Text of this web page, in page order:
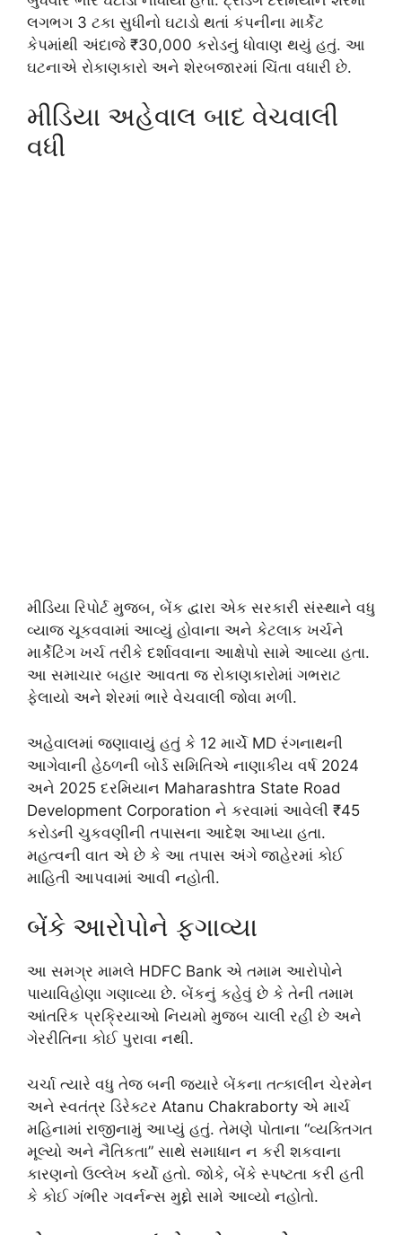
લગભગ 3 ટકા સુધીનો ઘટાડો થતાં કંપનીના માર્કેટ
કેપમાંથી અંદાજે ₹30,000 કરોડનું ધોવાણ થયું હતું. આ
ઘટનાએ રોકાણકારો અને શેરબજારમાં ચિંતા વધારી છે.
મીડિયા અહેવાલ બાદ વેચવાલી
વધી
મીડિયા રિપોર્ટ મુજબ, બેંક દ્વારા એક સરકારી સંસ્થાને વધુ
વ્યાજ ચૂકવવામાં આવ્યું હોવાના અને કેટલાક ખર્ચને
માર્કેટિંગ ખર્ચ તરીકે દર્શાવવાના આક્ષેપો સામે આવ્યા હતા.
આ સમાચાર બહાર આવતા જ રોકાણકારોમાં ગભરાટ
ફેલાયો અને શેરમાં ભારે વેચવાલી જોવા મળી.
અહેવાલમાં જણાવાયું હતું કે 12 માર્ચે MD રંગનાથની
આગેવાની હેઠળની બોર્ડ સમિતિએ નાણાકીય વર્ષ 2024
અને 2025 દરમિયાન Maharashtra State Road
Development Corporation ને કરવામાં આવેલી ₹45
કરોડની ચુકવણીની તપાસના આદેશ આપ્યા હતા.
મહત્વની વાત એ છે કે આ તપાસ અંગે જાહેરમાં કોઈ
માહિતી આપવામાં આવી નહોતી.
બેંકે આરોપોને ફગાવ્યા
આ સમગ્ર મામલે HDFC Bank એ તમામ આરોપોને
પાયાવિહોણા ગણાવ્યા છે. બેંકનું કહેવું છે કે તેની તમામ
આંતરિક પ્રક્રિયાઓ નિયમો મુજબ ચાલી રહી છે અને
ગેરરીતિના કોઈ પુરાવા નથી.
ચર્ચા ત્યારે વધુ તેજ બની જ્યારે બેંકના તત્કાલીન ચેરમેન
અને સ્વતંત્ર ડિરેક્ટર Atanu Chakraborty એ માર્ચ
મહિનામાં રાજીનામું આપ્યું હતું. તેમણે પોતાના “વ્યક્તિગત
મૂલ્યો અને નૈતિકતા” સાથે સમાધાન ન કરી શકવાના
કારણનો ઉલ્લેખ કર્યો હતો. જોકે, બેંકે સ્પષ્ટતા કરી હતી
કે કોઈ ગંભીર ગવર્નન્સ મુદ્દો સામે આવ્યો નહોતો.